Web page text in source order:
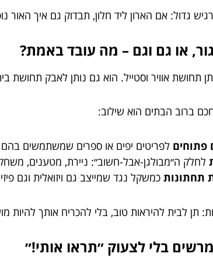
גדול: אם הארון ליד חלון, תבדוק גם איך האור
או גם וגם – מה עובד באמת?
תחושת אוויר וסטייל. הוא גם נותן לאבק תחושת
ברוב הבתים הוא שילוב:
פתוחים לפריטים יפים או ספרים שמשתמשים
לחלק ה״מבולגן-אבל-חשוב״: ניירת, מטענים,
תחתונות כמשקל נגד שמייצב גם ויזואלית וגם
תן לבית להיראות טוב, בלי להכריח אותך להיות
בלי לצעוק ״תראו אותי!״